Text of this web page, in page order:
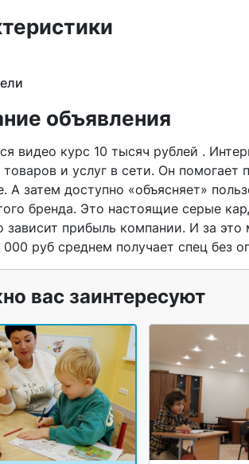
объявления
товаров и услуг в сети. Он помогает
А затем доступно «объясняет»
бренда. Это настоящие серые
зависит прибыль компании. И за
000 руб среднем получает спец без
вас заинтересуют